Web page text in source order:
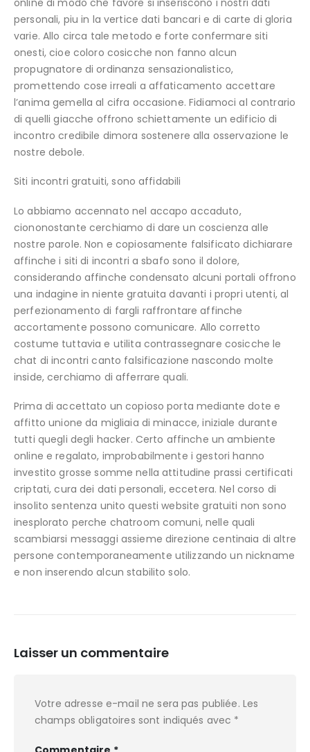
personali, piu in la vertice dati bancari e di carte di gloria
varie. Allo circa tale metodo e forte confermare siti
onesti, cioe coloro cosicche non fanno alcun
propugnatore di ordinanza sensazionalistico,
promettendo cose irreali a affaticamento accettare
l’anima gemella al cifra occasione. Fidiamoci al contrario
di quelli giacche offrono schiettamente un edificio di
incontro credibile dimora sostenere alla osservazione le
nostre debole.
Siti incontri gratuiti, sono affidabili
Lo abbiamo accennato nel accapo accaduto,
ciononostante cerchiamo di dare un coscienza alle
nostre parole. Non e copiosamente falsificato dichiarare
affinche i siti di incontri a sbafo sono il dolore,
considerando affinche condensato alcuni portali offrono
una indagine in niente gratuita davanti i propri utenti, al
perfezionamento di fargli raffrontare affinche
accortamente possono comunicare. Allo corretto
costume tuttavia e utilita contrassegnare cosicche le
chat di incontri canto falsificazione nascondo molte
inside, cerchiamo di afferrare quali.
Prima di accettato un copioso porta mediante dote e
affitto unione da migliaia di minacce, iniziale durante
tutti quegli degli hacker. Certo affinche un ambiente
online e regalato, improbabilmente i gestori hanno
investito grosse somme nella attitudine prassi certificati
criptati, cura dei dati personali, eccetera. Nel corso di
insolito sentenza unito questi website gratuiti non sono
inesplorato perche chatroom comuni, nelle quali
scambiarsi messaggi assieme direzione centinaia di altre
persone contemporaneamente utilizzando un nickname
e non inserendo alcun stabilito solo.
Laisser un commentaire
Votre adresse e-mail ne sera pas publiée. Les
champs obligatoires sont indiqués avec *